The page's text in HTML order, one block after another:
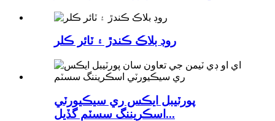
روڊ بلاڪ ڪندڙ ۽ ٽائر ڪلر
پورٽيبل ايڪس ري سيڪيورٽي
اسڪريننگ سسٽم گڏيل...